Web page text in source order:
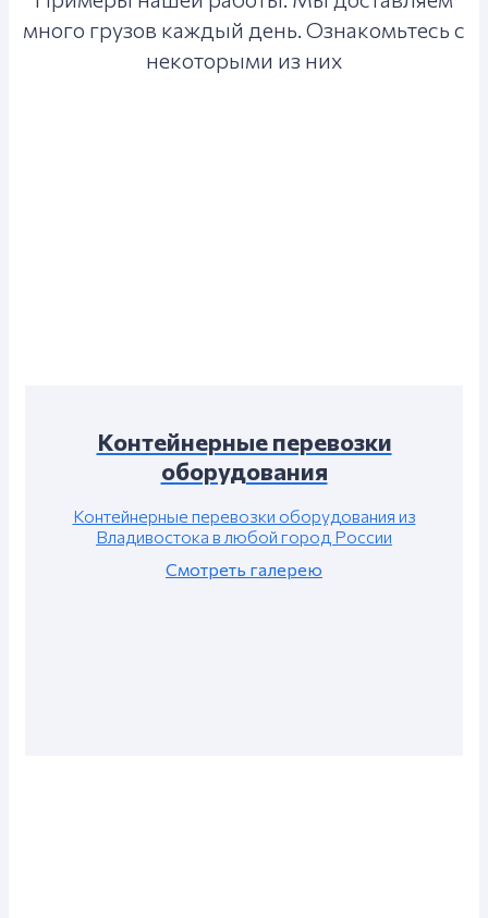
много грузов каждый день. Ознакомьтесь с
некоторыми из них
Контейнерные перевозки
оборудования
Контейнерные перевозки оборудования из
Владивостока в любой город России
Смотреть галерею